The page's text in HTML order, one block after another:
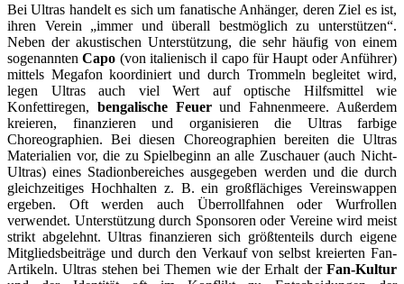
Bei Ultras handelt es sich um fanatische Anhänger, deren Ziel es ist,
ihren Verein „immer und überall bestmöglich zu unterstützen“.
Neben der akustischen Unterstützung, die sehr häufig von einem
sogenanntenCapo (von italienisch il capo für Haupt oder Anführer)
mittels Megafon koordiniert und durch Trommeln begleitet wird,
legen Ultras auch viel Wert auf optische Hilfsmittel wie
Konfettiregen, bengalische Feuerund Fahnenmeere. Außerdem
kreieren, finanzieren und organisieren die Ultras farbige
Choreographien. Bei diesen Choreographien bereiten die Ultras
Materialien vor, die zu Spielbeginn an alle Zuschauer (auch Nicht-
Ultras) eines Stadionbereiches ausgegeben werden und die durch
gleichzeitiges Hochhalten z. B. ein großflächiges Vereinswappen
ergeben. Oft werden auch Überrollfahnen oder Wurfrollen
verwendet. Unterstützung durch Sponsoren oder Vereine wird meist
strikt abgelehnt. Ultras finanzieren sich größtenteils durch eigene
Mitgliedsbeiträge und durch den Verkauf von selbst kreierten Fan-
Artikeln. Ultras stehen bei Themen wie der Erhalt der Fan-Kultur